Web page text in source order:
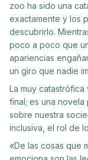
zoo ha sido una
exactamente y los
descubrirlo.
poco a poco que
apariencias
un giro que nadie
La muy
final; es una
sobre nuestra
inclusiva, el rol de
«De las cosas que